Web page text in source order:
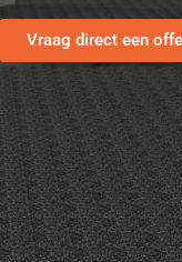
Vraag direct een